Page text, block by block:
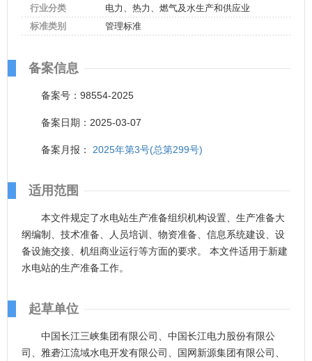
行业分类
电力、热力、燃气及水生产和供应业
标准类别
管理标准
备案信息
备案号：98554-2025
备案日期：2025-03-07
备案月报： 2025年第3号(总第299号)
适用范围
本文件规定了水电站生产准备组织机构设置、生产准备大
纲编制、技术准备、人员培训、物资准备、信息系统建设、设
备设施交接、机组商业运行等方面的要求。 本文件适用于新建
水电站的生产准备工作。
起草单位
中国长江三峡集团有限公司、中国长江电力股份有限公
司、雅砻江流域水电开发有限公司、国网新源集团有限公司、